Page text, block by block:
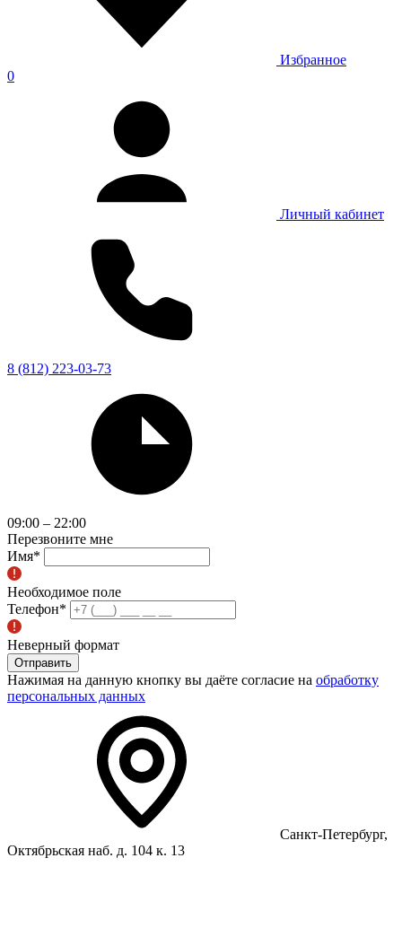
Избранное
0
Личный кабинет
8 (812) 223-03-73
09:00 – 22:00
Перезвоните мне
Имя*
Необходимое поле
Телефон*
Неверный формат
Отправить
Нажимая на данную кнопку вы даёте согласие на обработку
персональных данных
Санкт-Петербург,
Октябрьская наб. д. 104 к. 13